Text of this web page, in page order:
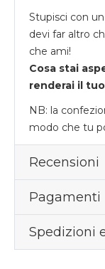
Stupisci con
devi far altro
che ami!
Cosa stai
renderai il
NB: la
modo che tu
Recensioni
Pagamenti
Spedizioni